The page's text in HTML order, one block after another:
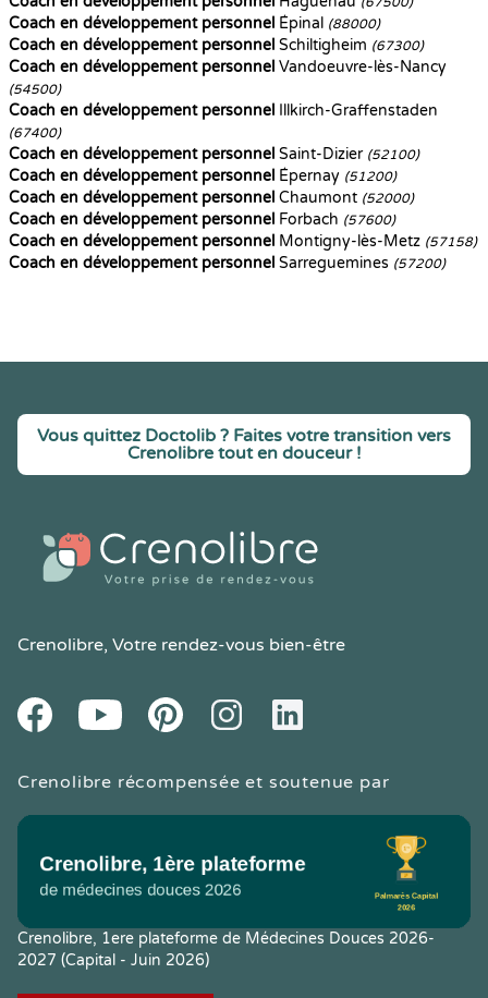
Coach en développement personnel Épinal (88000)
Coach en développement personnel Schiltigheim (67300)
Coach en développement personnel Vandoeuvre-lès-Nancy
(54500)
Coach en développement personnel Illkirch-Graffenstaden
(67400)
Coach en développement personnel Saint-Dizier (52100)
Coach en développement personnel Épernay (51200)
Coach en développement personnel Chaumont (52000)
Coach en développement personnel Forbach (57600)
Coach en développement personnel Montigny-lès-Metz (57158)
Coach en développement personnel Sarreguemines (57200)
Vous quittez Doctolib ? Faites votre transition vers
Crenolibre tout en douceur !
Crenolibre, Votre rendez-vous bien-être
FacebookYoutube PinteresetInstagramLinkedIn
Crenolibre récompensée et soutenue par
Crenolibre, 1ere plateforme de Médecines Douces 2026-
2027 (Capital - Juin 2026)